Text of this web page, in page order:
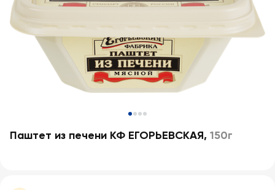
Паштет из печени КФ ЕГОРЬЕВСКАЯ, 150г